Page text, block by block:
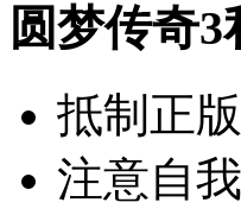
圆梦传奇
抵制正
注意自